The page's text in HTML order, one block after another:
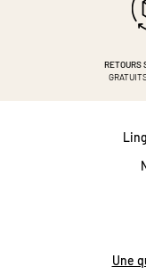
RETOURS
Une